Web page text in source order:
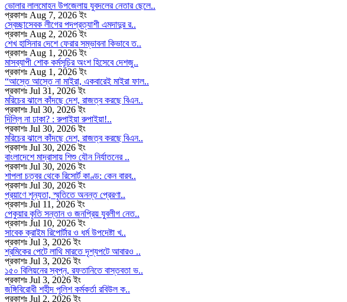
ভোলার লালমোহন উপজেলায় যুবদলের নেতার ছেলে..
প্রকাশঃ Aug 7, 2026 ইং
স্বেচ্ছাসেবক লীগের পদপ্রত্যাশী এমদাদুর র..
প্রকাশঃ Aug 2, 2026 ইং
শেখ হাসিনার দেশে ফেরার সম্ভাবনা কিভাবে ত..
প্রকাশঃ Aug 1, 2026 ইং
মাসব্যাপী শোক কর্মসূচির অংশ হিসেবে দেশজু..
প্রকাশঃ Aug 1, 2026 ইং
“আস্তে আস্তে না মাইরা, একবারেই মাইরা ফাল..
প্রকাশঃ Jul 31, 2026 ইং
মরিচের ঝালে কাঁদছে দেশ, রাজত্ব করছে বিএন..
প্রকাশঃ Jul 30, 2026 ইং
দিল্লি না ঢাকা? : রুপাইয়া রুপাইয়া!..
প্রকাশঃ Jul 30, 2026 ইং
মরিচের ঝালে কাঁদছে দেশ, রাজত্ব করছে বিএন..
প্রকাশঃ Jul 30, 2026 ইং
বাংলাদেশে মাদ্রাসায় শিশু যৌন নির্যাতনের ..
প্রকাশঃ Jul 30, 2026 ইং
শাপলা চত্বর থেকে রিসোর্ট কাণ্ড: কেন বারব..
প্রকাশঃ Jul 30, 2026 ইং
প্রয়াণে শূন্যতা, স্মৃতিতে অনন্ত প্রেরণা..
প্রকাশঃ Jul 11, 2026 ইং
পেকুয়ার কৃতি সন্তান ও জনপ্রিয় যুবলীগ নেত..
প্রকাশঃ Jul 10, 2026 ইং
সাবেক ক্রাইম রিপোর্টার ও ধর্ম উপদেষ্টা খ..
প্রকাশঃ Jul 3, 2026 ইং
শ্রমিকের পেটে লাথি মারতে দৃশ্যপটে আবারও ..
প্রকাশঃ Jul 3, 2026 ইং
১৫০ বিলিয়নের স্বপ্ন, রফতানিতে বাস্তবতা ভ..
প্রকাশঃ Jul 3, 2026 ইং
জঙ্গিবিরোধী শহীদ পুলিশ কর্মকর্তা রবিউল ক..
প্রকাশঃ Jul 2, 2026 ইং